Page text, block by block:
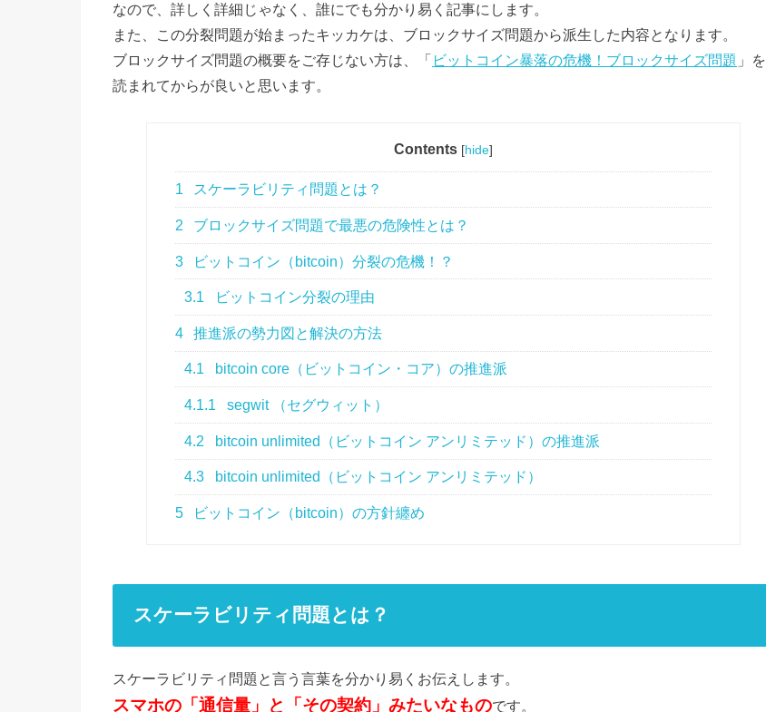
なので、詳しく詳細じゃなく、誰にでも分かり易く記事にします。
また、この分裂問題が始まったキッカケは、ブロックサイズ問題から派生した内容となります。
ブロックサイズ問題の概要をご存じない方は、「 ビットコイン暴落の危機！ブロックサイズ問題 」を
読まれてからが良いと思います。
Contents [hide]
1 スケーラビリティ問題とは？
2 ブロックサイズ問題で最悪の危険性とは？
3 ビットコイン（bitcoin）分裂の危機！？
3.1 ビットコイン分裂の理由
4 推進派の勢力図と解決の方法
4.1 bitcoin core（ビットコイン・コア）の推進派
4.1.1 segwit （セグウィット）
4.2 bitcoin unlimited（ビットコイン アンリミテッド）の推進派
4.3 bitcoin unlimited（ビットコイン アンリミテッド）
5 ビットコイン（bitcoin）の方針纏め
スケーラビリティ問題とは？
スケーラビリティ問題と言う言葉を分かり易くお伝えします。
スマホの「通信量」と「その契約」みたいなものです。